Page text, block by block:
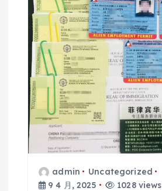
admin
Uncategorized
9 4 月, 2025
1028 views